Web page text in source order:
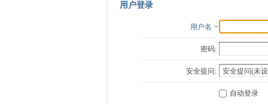
用户登录
用户名
密码:
安全提问:
自动登录